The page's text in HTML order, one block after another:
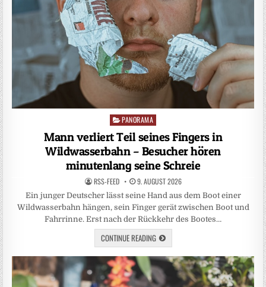
Posted
in
PANORAMA
Mann verliert Teil seines Fingers in
Wildwasserbahn – Besucher hören
minutenlang seine Schreie
RSS-FEED 9. AUGUST 2026
Ein junger Deutscher lässt seine Hand aus dem Boot einer
Wildwasserbahn hängen, sein Finger gerät zwischen Boot und
Fahrrinne. Erst nach der Rückkehr des Bootes…
CONTINUE READING